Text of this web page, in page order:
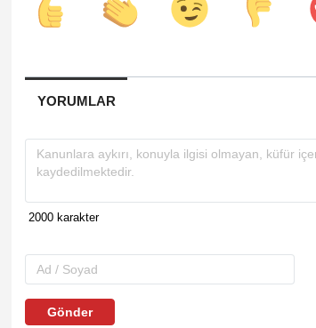
YORUMLAR
Gönder